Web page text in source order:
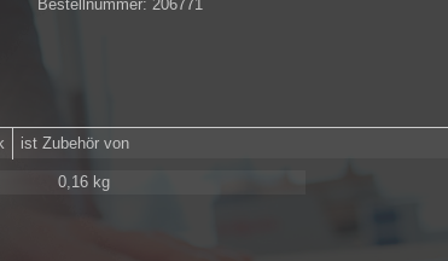
Bestellnummer: 206771
ist Zubehör von
0,16 kg